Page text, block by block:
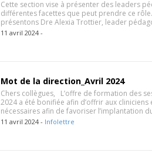
Cette section vise à présenter des leaders
différentes facettes que peut prendre ce
présentons Dre Alexia Trottier, leader
11 avril 2024 -
Mot de la direction_Avril 2024
Chers collègues, L’offre de formation des
2024 a été bonifiée afin d’offrir aux
nécessaires afin de favoriser l’implantation
11 avril 2024 - Infolettre